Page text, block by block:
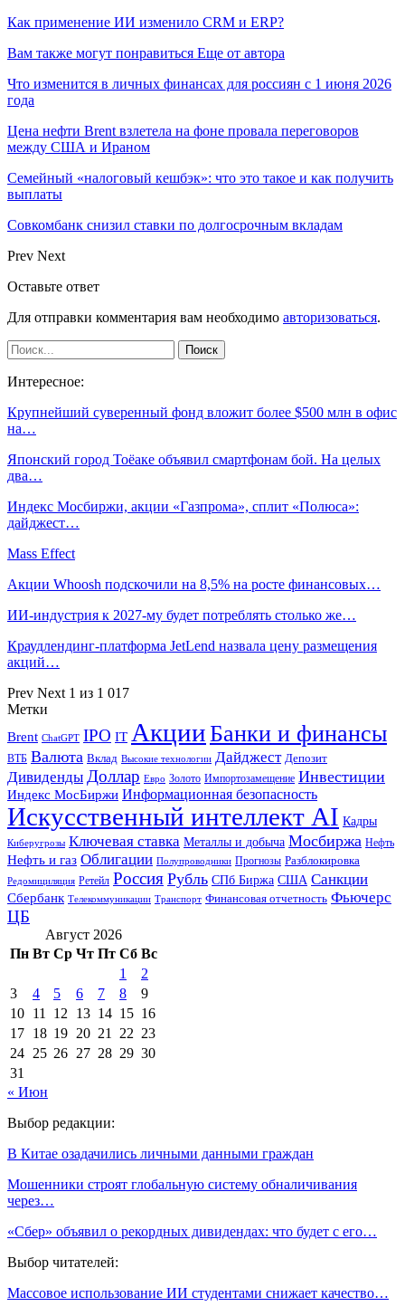
Как применение ИИ изменило CRM и ERP?
Вам также могут понравиться Еще от автора
Что изменится в личных финансах для россиян с 1 июня 2026
года
Цена нефти Brent взлетела на фоне провала переговоров
между США и Ираном
Семейный «налоговый кешбэк»: что это такое и как получить
выплаты
Совкомбанк снизил ставки по долгосрочным вкладам
Prev Next
Оставьте ответ
Для отправки комментария вам необходимо авторизоваться.
Интересное:
Крупнейший суверенный фонд вложит более $500 млн в офис
на…
Японский город Тоёаке объявил смартфонам бой. На целых
два…
Индекс Мосбиржи, акции «Газпрома», сплит «Полюса»:
дайджест…
Mass Effect
Акции Whoosh подскочили на 8,5% на росте финансовых…
ИИ-индустрия к 2027-му будет потреблять столько же…
Краудлендинг-платформа JetLend назвала цену размещения
акций…
Prev Next 1 из 1 017
Метки
Brent ChatGPT IPO IT АкцииБанки и финансы
ВТБ Валюта Вклад Высокие технологии Дайджест Депозит
Дивиденды Доллар Евро Золото Импортозамещение Инвестиции
Индекс МосБиржи Информационная безопасность
Искусственный интеллект AI Кадры
Киберугрозы Ключевая ставка Металлы и добыча Мосбиржа Нефть
Нефть и газ Облигации Полупроводники Прогнозы Разблокировка
Редомициляция Ретейл Россия Рубль СПб Биржа США Санкции
Сбербанк Телекоммуникации Транспорт Финансовая отчетность Фьючерс
ЦБ
Август 2026
Пн Вт Ср Чт Пт Сб Вс
1
2
3
4 5 6 7 8
9
10 11 12 13 14 15 16
17 18 19 20 21 22 23
24 25 26 27 28 29 30
31
« Июн
Выбор редакции:
В Китае озадачились личными данными граждан
Мошенники строят глобальную систему обналичивания
через…
«Сбер» объявил о рекордных дивидендах: что будет с его…
Выбор читателей:
Массовое использование ИИ студентами снижает качество…